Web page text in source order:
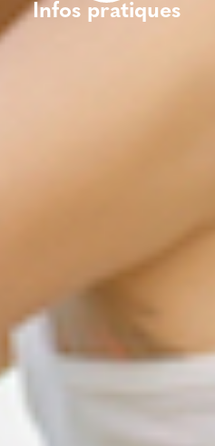
Infos pratiques